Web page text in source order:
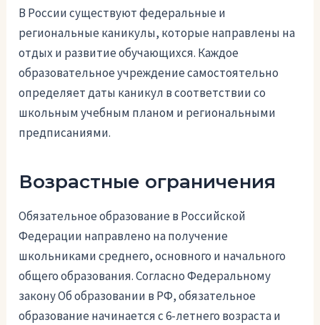
В России существуют федеральные и
региональные каникулы, которые направлены на
отдых и развитие обучающихся. Каждое
образовательное учреждение самостоятельно
определяет даты каникул в соответствии со
школьным учебным планом и региональными
предписаниями.
Возрастные ограничения
Обязательное образование в Российской
Федерации направлено на получение
школьниками среднего, основного и начального
общего образования. Согласно Федеральному
закону Об образовании в РФ, обязательное
образование начинается с 6-летнего возраста и